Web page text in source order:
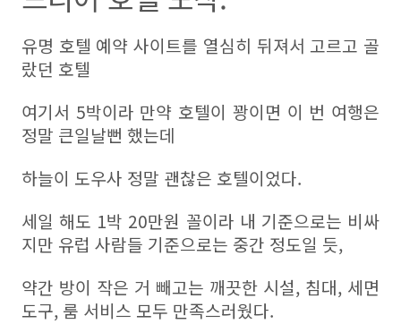
유명 호텔 예약 사이트를 열심히 뒤져서 고르고 골
랐던 호텔
여기서 5박이라 만약 호텔이 꽝이면 이 번 여행은
정말 큰일날뻔 했는데
하늘이 도우사 정말 괜찮은 호텔이었다.
세일 해도 1박 20만원 꼴이라 내 기준으로는 비싸
지만 유럽 사람들 기준으로는 중간 정도일 듯,
약간 방이 작은 거 빼고는 깨끗한 시설, 침대, 세면
도구, 룸 서비스 모두 만족스러웠다.